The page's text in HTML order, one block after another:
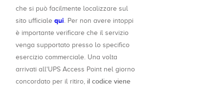
che si può facilmente localizzare sul
sito ufficiale qui. Per non avere intoppi
è importante verificare che il servizio
venga supportato presso lo specifico
esercizio commerciale. Una volta
arrivati all'UPS Access Point nel giorno
concordato per il ritiro, il codice viene